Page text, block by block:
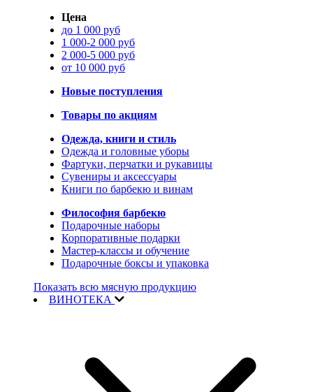
Цена
до 1 000 руб
1 000-2 000 руб
2 000-5 000 руб
от 10 000 руб
Новые поступления
Товары по акциям
Одежда, книги и стиль
Одежда и головные уборы
Фартуки, перчатки и рукавицы
Сувениры и аксессуары
Книги по барбекю и винам
Философия барбекю
Подарочные наборы
Корпоративные подарки
Мастер-классы и обучение
Подарочные боксы и упаковка
Показать всю мясную продукцию
ВИНОТЕКА